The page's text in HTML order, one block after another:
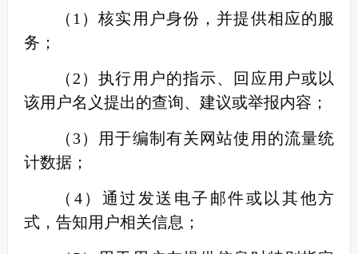
（ 1 ）核实用户身份，并提供相应的服
务；
（2 ）执行用户的指示、回应用户或以
该用户名义提出的查询、建议或举报内容；
（ 3）用于编制有关网站使用的流量统
计数据；
（ 4）通过发送电子邮件或以其他方
式，告知用户相关信息；